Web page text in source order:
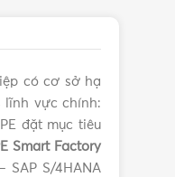
có cơ sở hạ
lĩnh vực chính:
đặt mục tiêu
Smart Factory
SAP S/4HANA